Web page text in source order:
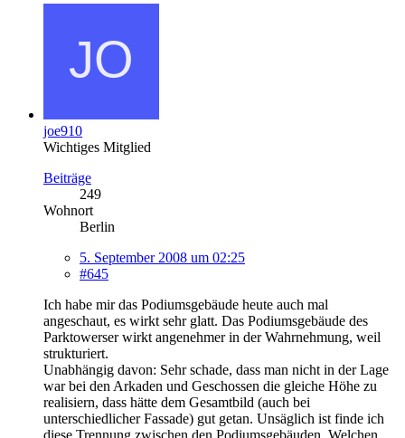
joe910
Wichtiges Mitglied
Beiträge
249
Wohnort
Berlin
5. September 2008 um 02:25
#645
Ich habe mir das Podiumsgebäude heute auch mal
angeschaut, es wirkt sehr glatt. Das Podiumsgebäude des
Parktowerser wirkt angenehmer in der Wahrnehmung, weil
strukturiert.
Unabhängig davon: Sehr schade, dass man nicht in der Lage
war bei den Arkaden und Geschossen die gleiche Höhe zu
realisiern, dass hätte dem Gesamtbild (auch bei
unterschiedlicher Fassade) gut getan. Unsäglich ist finde ich
diese Trennung zwischen den Podiumsgebäuden. Welchen